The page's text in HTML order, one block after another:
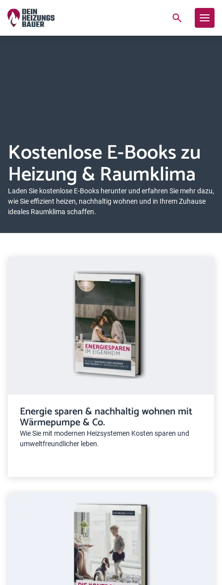
Kostenlose E-Books zu
Heizung & Raumklima
Laden Sie kostenlose E-Books herunter und erfahren Sie mehr dazu,
wie Sie effizient heizen, nachhaltig wohnen und in Ihrem Zuhause
ideales Raumklima schaffen.
Energie sparen & nachhaltig wohnen mit
Wärmepumpe & Co.
Wie Sie mit modernen Heizsystemen Kosten sparen und
umweltfreundlicher leben.